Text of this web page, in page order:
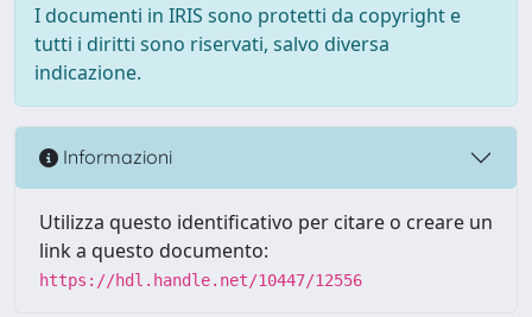
I documenti in IRIS sono protetti da copyright e
tutti i diritti sono riservati, salvo diversa
indicazione.
Informazioni
Utilizza questo identificativo per citare o creare un
link a questo documento:
https://hdl.handle.net/10447/12556